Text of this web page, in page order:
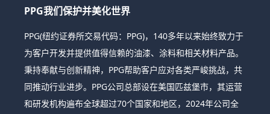
PPG我们保护并美化世界
PPG(纽约证券所交易代码：PPG)，140多年以来始终致力于
为客户开发并提供值得信赖的油漆、涂料和相关材料产品。
秉持奉献与创新精神，PPG帮助客户应对各类严峻挑战，共
同推动行业进步。PPG公司总部设在美国匹兹堡市，其运营
和研发机构遍布全球超过70个国家和地区，2024年公司全